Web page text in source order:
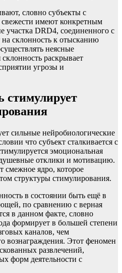
словно субъекты с
свежести имеют конкретным
DRD4, соединенного с
склонность к отысканию
неясные
раскрывает
угрозы и
стимулирует
сильные нейробиологические
что субъект сталкивается с
эмоциональная
душевные отклики и мотивацию.
смежное ядро, которое
структуры стимулирования.
в состоянии быть ещё в
по сравнению с верная
в данном факте, словно
формирует в большей степени
каналов, чем
вознаграждения. Этот феномен
развлечений,
форм деятельности с